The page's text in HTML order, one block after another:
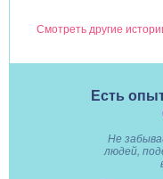
Смотреть другие
Есть
Не
людей,